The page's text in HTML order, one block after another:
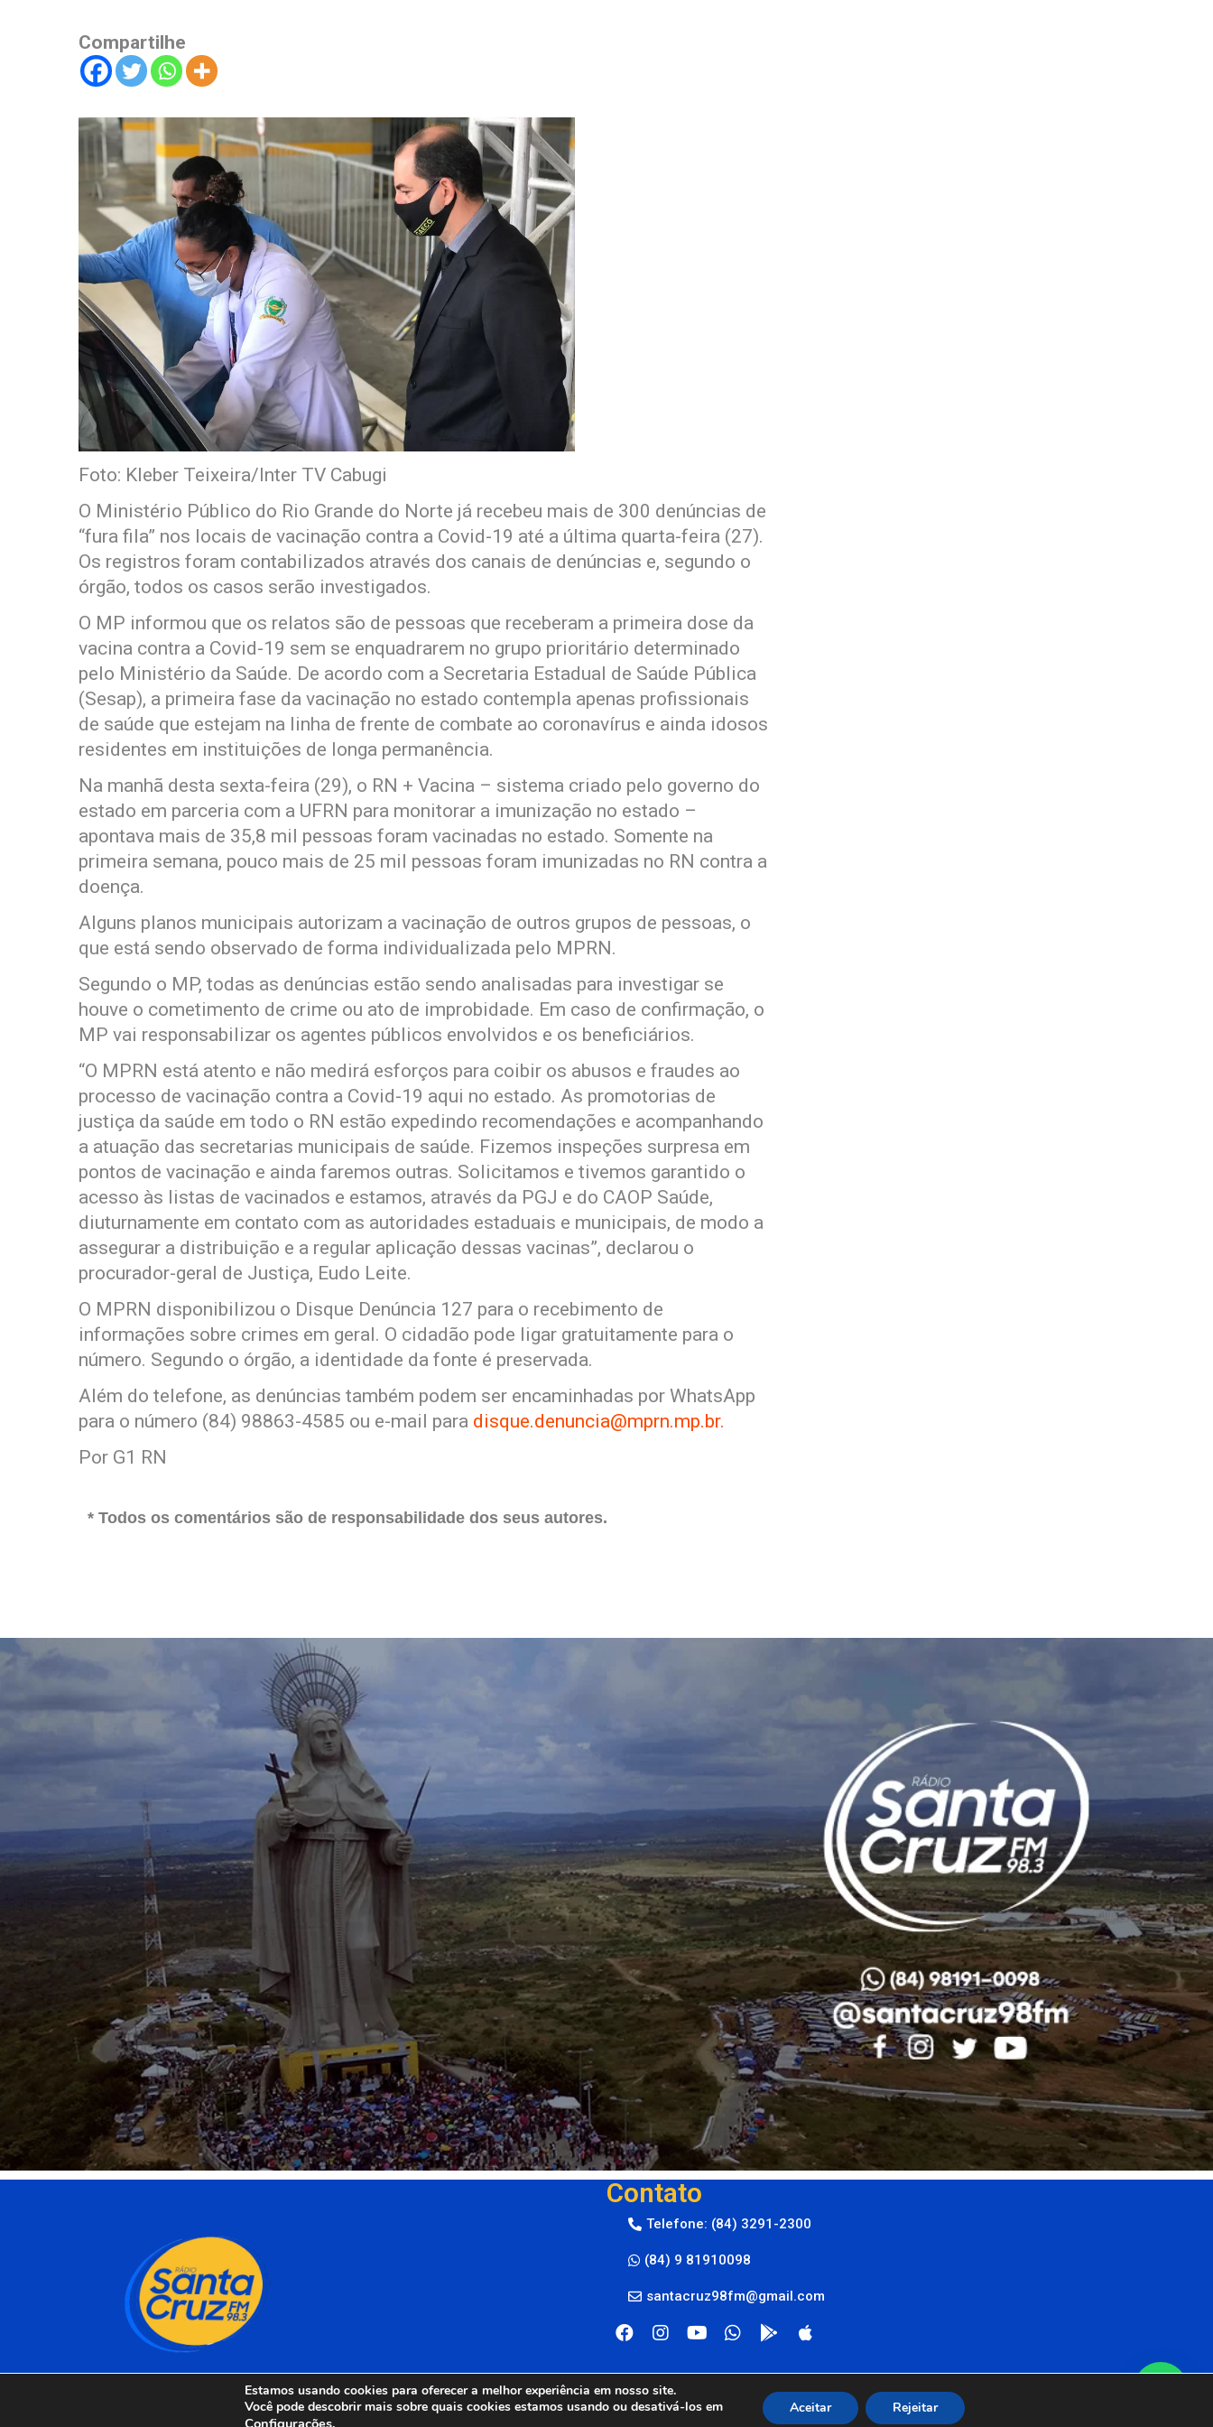
Compartilhe
Foto: Kleber Teixeira/Inter TV Cabugi
O Ministério Público do Rio Grande do Norte já recebeu mais de 300 denúncias de
“fura fila” nos locais de vacinação contra a Covid-19 até a última quarta-feira (27).
Os registros foram contabilizados através dos canais de denúncias e, segundo o
órgão, todos os casos serão investigados.
O MP informou que os relatos são de pessoas que receberam a primeira dose da
vacina contra a Covid-19 sem se enquadrarem no grupo prioritário determinado
pelo Ministério da Saúde. De acordo com a Secretaria Estadual de Saúde Pública
(Sesap), a primeira fase da vacinação no estado contempla apenas profissionais
de saúde que estejam na linha de frente de combate ao coronavírus e ainda idosos
residentes em instituições de longa permanência.
Na manhã desta sexta-feira (29), o RN + Vacina – sistema criado pelo governo do
estado em parceria com a UFRN para monitorar a imunização no estado –
apontava mais de 35,8 mil pessoas foram vacinadas no estado. Somente na
primeira semana, pouco mais de 25 mil pessoas foram imunizadas no RN contra a
doença.
Alguns planos municipais autorizam a vacinação de outros grupos de pessoas, o
que está sendo observado de forma individualizada pelo MPRN.
Segundo o MP, todas as denúncias estão sendo analisadas para investigar se
houve o cometimento de crime ou ato de improbidade. Em caso de confirmação, o
MP vai responsabilizar os agentes públicos envolvidos e os beneficiários.
“O MPRN está atento e não medirá esforços para coibir os abusos e fraudes ao
processo de vacinação contra a Covid-19 aqui no estado. As promotorias de
justiça da saúde em todo o RN estão expedindo recomendações e acompanhando
a atuação das secretarias municipais de saúde. Fizemos inspeções surpresa em
pontos de vacinação e ainda faremos outras. Solicitamos e tivemos garantido o
acesso às listas de vacinados e estamos, através da PGJ e do CAOP Saúde,
diuturnamente em contato com as autoridades estaduais e municipais, de modo a
assegurar a distribuição e a regular aplicação dessas vacinas”, declarou o
procurador-geral de Justiça, Eudo Leite.
O MPRN disponibilizou o Disque Denúncia 127 para o recebimento de
informações sobre crimes em geral. O cidadão pode ligar gratuitamente para o
número. Segundo o órgão, a identidade da fonte é preservada.
Além do telefone, as denúncias também podem ser encaminhadas por WhatsApp
para o número (84) 98863-4585 ou e-mail para disque.denuncia@mprn.mp.br.
Por G1 RN
* Todos os comentários são de responsabilidade dos seus autores.
Contato
Telefone: (84) 3291-2300
(84) 9 81910098
santacruz98fm@gmail.com
Estamos usando cookies para oferecer a melhor experiência em nosso site.
Você pode descobrir mais sobre quais cookies estamos usando ou desativá-los em
Configurações.
Aceitar Rejeitar